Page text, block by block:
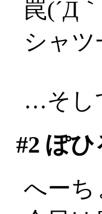
罠(´Д
シャ
…そし
#2 ぽひ
へー